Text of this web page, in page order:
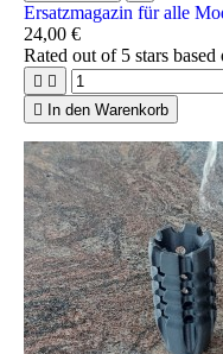
Ersatzmagazin für alle
24,00 €
Rated out of 5 stars based
 

In den Warenkorb